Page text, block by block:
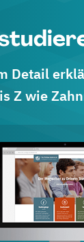
Detail
Z wie